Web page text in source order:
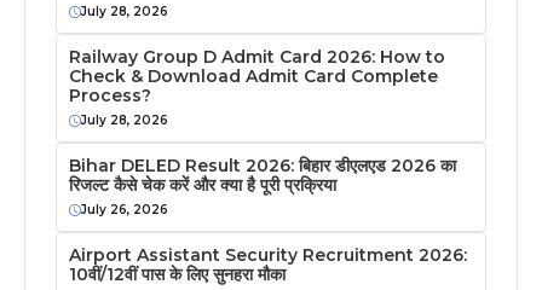
July 28, 2026
Railway Group D Admit Card 2026: How to
Check & Download Admit Card Complete
Process?
July 28, 2026
Bihar DELED Result 2026: बिहार डीएलएड 2026 का
रिजल्ट कैसे चेक करें और क्या है पूरी प्रक्रिया
July 26, 2026
Airport Assistant Security Recruitment 2026:
10वीं/12वीं पास के लिए सुनहरा मौका